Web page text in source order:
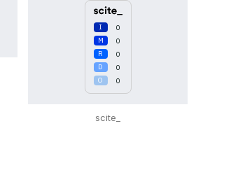
0
0
0
0
0
scite_